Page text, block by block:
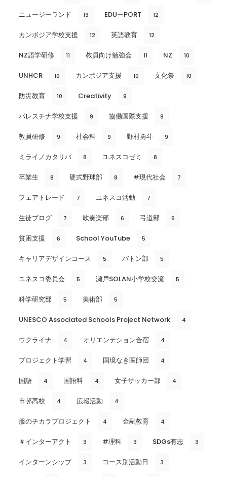
ニュージーランド 13 EDUーPORT 12
カンボジア学校支援 12 英語教育 12
NZ語学研修 11 教員向け勉強会 11 NZ 10
UNHCR 10 カンボジア支援 10 文化祭 10
防災教育 10 Creativity 9
パレスチナ学校支援 9 協働国際支援 9
教員研修 9 社会科 9 野村勇斗 9
ミライノカタリバ 8 ユネスコゼミ 8
卒業生 8 硬式野球部 8 #現代社会 7
フェアトレード 7 ユネスコ活動 7
生徒ブログ 7 吹奏楽部 6 弓道部 6
貧困支援 6 School YouTube 5
キャリアデザインコース 5 バトン部 5
ユネスコ委員会 5 瀬戸SOLAN小学校交流 5
科学研究部 5 美術部 5
UNESCO Associated Schools Project Network 4
ウクライナ 4 オリエンテション合宿 4
プロジェクト学習 4 国境なき医師団 4
国語 4 国語科 4 女子サッカー部 4
市邨高校 4 広報活動 4
服のチカラプロジェクト 4 金融教育 4
＃インターアクト 3 #理科 3 SDGs有志 3
インターンシップ 3 コース別活動日 3